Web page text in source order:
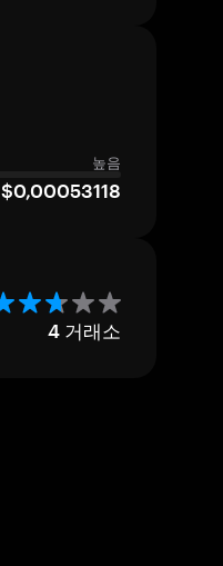
높음
$0,00053118
4 거래소